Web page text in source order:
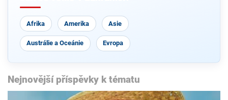
Afrika Amerika Asie
Austrálie a Oceánie Evropa
Nejnovější příspěvky k tématu